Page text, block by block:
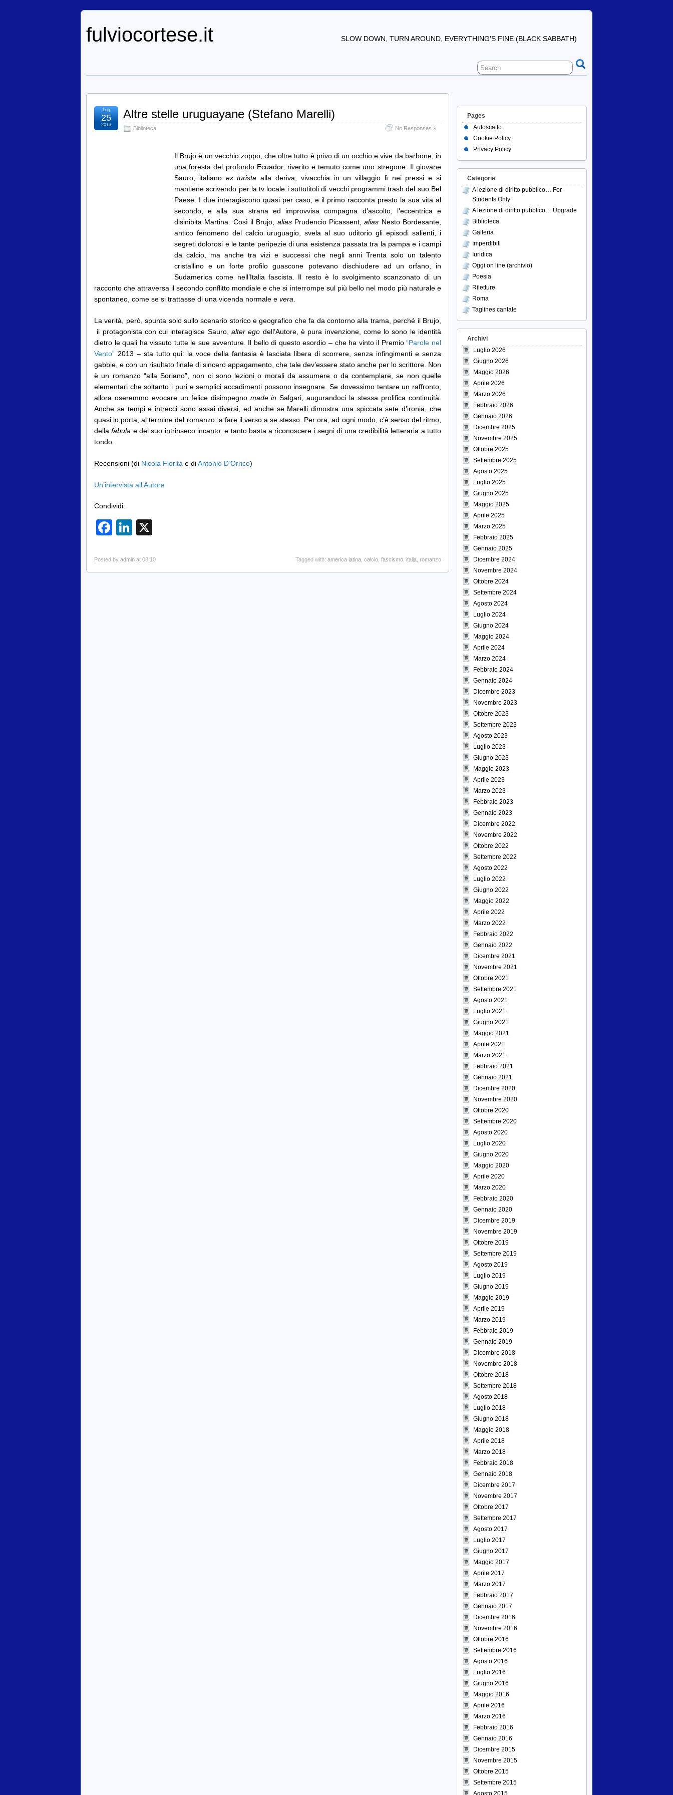
fulviocortese.it SLOW DOWN, TURN AROUND, EVERYTHING'S FINE (BLACK SABBATH)
Altre stelle uruguayane (Stefano Marelli)
Biblioteca No Responses »
Lug
25
2013
Il Brujo è un vecchio zoppo, che oltre tutto è privo di un occhio e vive da barbone, in
una foresta del profondo Ecuador, riverito e temuto come uno stregone. Il giovane
Sauro, italiano ex turista alla deriva, vivacchia in un villaggio lì nei pressi e si
mantiene scrivendo per la tv locale i sottotitoli di vecchi programmi trash del suo Bel
Paese. I due interagiscono quasi per caso, e il primo racconta presto la sua vita al
secondo, e alla sua strana ed improvvisa compagna d’ascolto, l’eccentrica e
disinibita Martina. Così il Brujo, aliasPrudencio Picassent,alias Nesto Bordesante,
antico fenomeno del calcio uruguagio, svela al suo uditorio gli episodi salienti, i
segreti dolorosi e le tante peripezie di una esistenza passata tra la pampa e i campi
da calcio, ma anche tra vizi e successi che negli anni Trenta solo un talento
cristallino e un forte profilo guascone potevano dischiudere ad un orfano, in
Sudamerica come nell’Italia fascista. Il resto è lo svolgimento scanzonato di un
racconto che attraversa il secondo conflitto mondiale e che si interrompe sul più bello nel modo più naturale e
spontaneo, come se si trattasse di una vicenda normale e vera
La verità, però, spunta solo sullo scenario storico e geografico che fa da contorno alla trama, perché il Brujo,
il protagonista con cui interagisce Sauro,alter ego dell’Autore, è pura invenzione, come lo sono le identità
dietro le quali ha vissuto tutte le sue avventure. Il bello di questo esordio – che ha vinto il Premio“Parole nel
Vento” 2013 – sta tutto qui: la voce della fantasia è lasciata libera di scorrere, senza infingimenti e senza
gabbie, e con un risultato finale di sincero appagamento, che tale dev’essere stato anche per lo scrittore. Non
è un romanzo “alla Soriano”, non ci sono lezioni o morali da assumere o da contemplare, se non quelle
elementari che soltanto i puri e semplici accadimenti possono insegnare. Se dovessimo tentare un raffronto,
allora oseremmo evocare un felice disimpegno made in Salgari, augurandoci la stessa prolifica continuità.
Anche se tempi e intrecci sono assai diversi, ed anche se Marelli dimostra una spiccata sete d’ironia, che
quasi lo porta, al termine del romanzo, a fare il verso a se stesso. Per ora, ad ogni modo, c’è senso del ritmo,
dellafabula e del suo intrinseco incanto: e tanto basta a riconoscere i segni di una credibilità letteraria a tutto
tondo.
Recensioni (di Nicola Fiorita e diAntonio D’Orrico)
Un’intervista all’Autore
Condividi:
Facebook
LinkedIn
Posted by admin at 08:10 Tagged with: america latina calcio fascismo italia romanzo
Pages
Autoscatto
Cookie Policy
Privacy Policy
Categorie
A lezione di diritto pubblico… For
Students Only
A lezione di diritto pubblico… Upgrade
Biblioteca
Galleria
Imperdibili
Iuridica
Oggi on line (archivio)
Poesia
Riletture
Roma
Taglines cantate
Archivi
Luglio 2026
Giugno 2026
Maggio 2026
Aprile 2026
Marzo 2026
Febbraio 2026
Gennaio 2026
Dicembre 2025
Novembre 2025
Ottobre 2025
Settembre 2025
Agosto 2025
Luglio 2025
Giugno 2025
Maggio 2025
Aprile 2025
Marzo 2025
Febbraio 2025
Gennaio 2025
Dicembre 2024
Novembre 2024
Ottobre 2024
Settembre 2024
Agosto 2024
Luglio 2024
Giugno 2024
Maggio 2024
Aprile 2024
Marzo 2024
Febbraio 2024
Gennaio 2024
Dicembre 2023
Novembre 2023
Ottobre 2023
Settembre 2023
Agosto 2023
Luglio 2023
Giugno 2023
Maggio 2023
Aprile 2023
Marzo 2023
Febbraio 2023
Gennaio 2023
Dicembre 2022
Novembre 2022
Ottobre 2022
Settembre 2022
Agosto 2022
Luglio 2022
Giugno 2022
Maggio 2022
Aprile 2022
Marzo 2022
Febbraio 2022
Gennaio 2022
Dicembre 2021
Novembre 2021
Ottobre 2021
Settembre 2021
Agosto 2021
Luglio 2021
Giugno 2021
Maggio 2021
Aprile 2021
Marzo 2021
Febbraio 2021
Gennaio 2021
Dicembre 2020
Novembre 2020
Ottobre 2020
Settembre 2020
Agosto 2020
Luglio 2020
Giugno 2020
Maggio 2020
Aprile 2020
Marzo 2020
Febbraio 2020
Gennaio 2020
Dicembre 2019
Novembre 2019
Ottobre 2019
Settembre 2019
Agosto 2019
Luglio 2019
Giugno 2019
Maggio 2019
Aprile 2019
Marzo 2019
Febbraio 2019
Gennaio 2019
Dicembre 2018
Novembre 2018
Ottobre 2018
Settembre 2018
Agosto 2018
Luglio 2018
Giugno 2018
Maggio 2018
Aprile 2018
Marzo 2018
Febbraio 2018
Gennaio 2018
Dicembre 2017
Novembre 2017
Ottobre 2017
Settembre 2017
Agosto 2017
Luglio 2017
Giugno 2017
Maggio 2017
Aprile 2017
Marzo 2017
Febbraio 2017
Gennaio 2017
Dicembre 2016
Novembre 2016
Ottobre 2016
Settembre 2016
Agosto 2016
Luglio 2016
Giugno 2016
Maggio 2016
Aprile 2016
Marzo 2016
Febbraio 2016
Gennaio 2016
Dicembre 2015
Novembre 2015
Ottobre 2015
Settembre 2015
Agosto 2015